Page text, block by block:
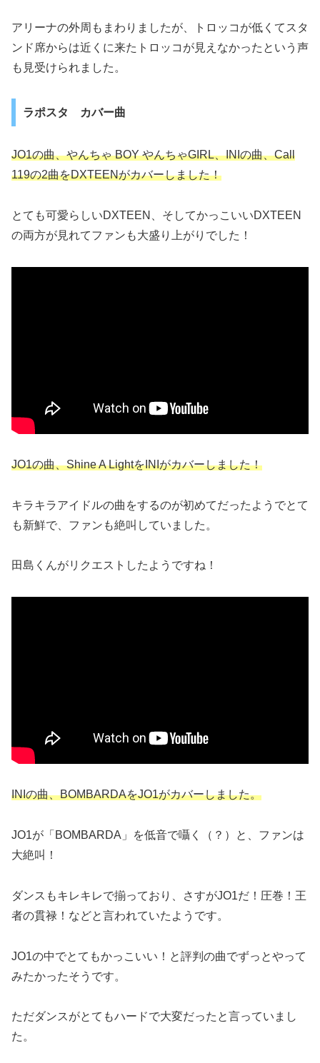
アリーナの外周もまわりましたが、トロッコが低くてスタ
ンド席からは近くに来たトロッコが見えなかったという声
も見受けられました。
ラポスタ カバー曲
JO1の曲、やんちゃ BOY やんちゃGIRL、INIの曲、Call
119の2曲をDXTEENがカバーしました！
とても可愛らしいDXTEEN、そしてかっこいいDXTEEN
の両方が見れてファンも大盛り上がりでした！
JO1の曲、Shine A LightをINIがカバーしました！
キラキラアイドルの曲をするのが初めてだったようでとて
も新鮮で、ファンも絶叫していました。
田島くんがリクエストしたようですね！
INIの曲、BOMBARDAをJO1がカバーしました。
JO1が「BOMBARDA」を低音で囁く（？）と、ファンは
大絶叫！
ダンスもキレキレで揃っており、さすがJO1だ！圧巻！王
者の貫禄！などと言われていたようです。
JO1の中でとてもかっこいい！と評判の曲でずっとやって
みたかったそうです。
ただダンスがとてもハードで大変だったと言っていまし
た。